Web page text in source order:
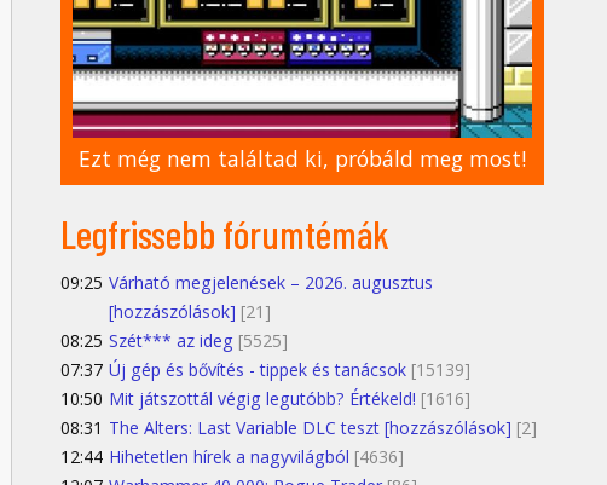
Ezt még nem találtad ki, próbáld meg most!
Legfrissebb fórumtémák
09:25 Várható megjelenések – 2026. augusztus
[hozzászólások] [21]
08:25 Szét*** az ideg [5525]
07:37 Új gép és bővítés - tippek és tanácsok [15139]
10:50 Mit játszottál végig legutóbb? Értékeld! [1616]
08:31 The Alters: Last Variable DLC teszt [hozzászólások] [2]
12:44 Hihetetlen hírek a nagyvilágból [4636]